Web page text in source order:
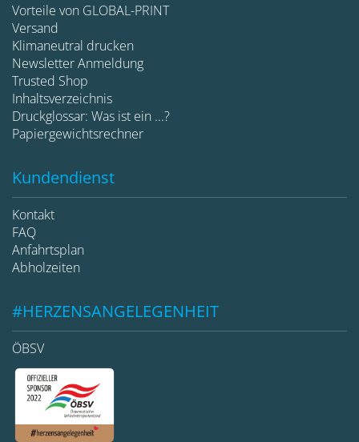
Vorteile von GLOBAL-PRINT
Versand
Klimaneutral drucken
Newsletter Anmeldung
Trusted Shop
Inhaltsverzeichnis
Druckglossar: Was ist ein ...?
Papiergewichtsrechner
Kundendienst
Kontakt
FAQ
Anfahrtsplan
Abholzeiten
#HERZENSANGELEGENHEIT
ÖBSV